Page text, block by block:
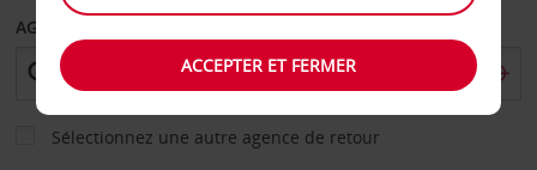
AGENCE DE DÉPART
Sélectionnez une autre agence de retour
ACCEPTER ET FERMER